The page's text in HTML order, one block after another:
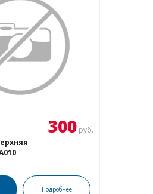
300 руб.
Подробнее